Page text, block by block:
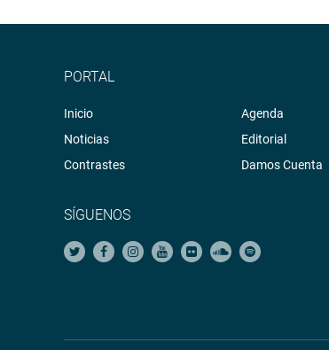
PORTAL
Inicio
Noticias
Contrastes
Agenda
Editorial
Damos Cuenta
SÍGUENOS